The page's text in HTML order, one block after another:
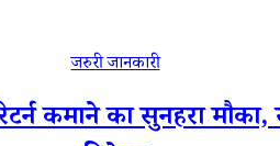
जरुरी जानकारी
कमाने का सुनहरा